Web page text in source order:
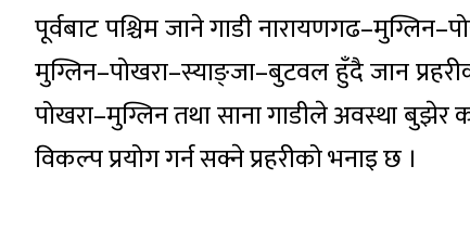
पूर्वबाट पश्चिम जाने गाडी
मुग्लिन–पोखरा–स्याङ्जा–बुटवल हुँदै जान
पोखरा–मुग्लिन तथा साना गाडीले अवस्था
विकल्प प्रयोग गर्न सक्ने प्रहरीको भनाइ छ ।